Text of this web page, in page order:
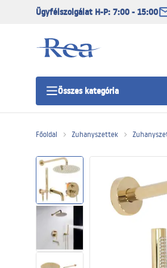
Ügyfélszolgálat H-P: 7:00 - 15:00
Összes kategória
Zuhanyajtó
Zuhanytálcák
Zuhanylefolyók
Főoldal Zuhanyszettek